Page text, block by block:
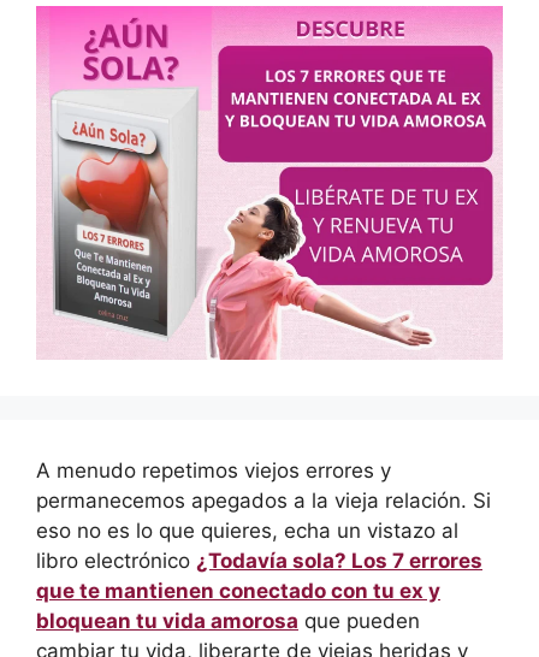
A menudo repetimos viejos errores y
permanecemos apegados a la vieja relación. Si
eso no es lo que quieres, echa un vistazo al
libro electrónico ¿Todavía sola? Los 7 errores
que te mantienen conectado con tu ex y
bloquean tu vida amorosa que pueden
cambiar tu vida, liberarte de viejas heridas y